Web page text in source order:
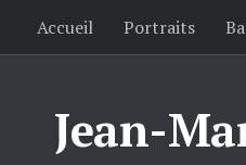
Skip to content
Accueil Portraits
Jean-